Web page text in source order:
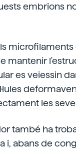
embrions
microfilaments
mantenir
es veiessin
les
també ha
i, abans de